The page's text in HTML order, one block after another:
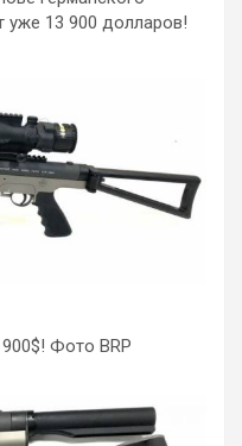
уже 13 900 долларов!
Фото BRP